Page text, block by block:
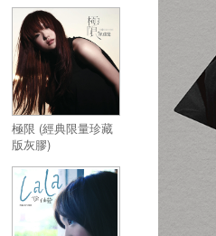
極限 (經典限量珍藏
版灰膠)